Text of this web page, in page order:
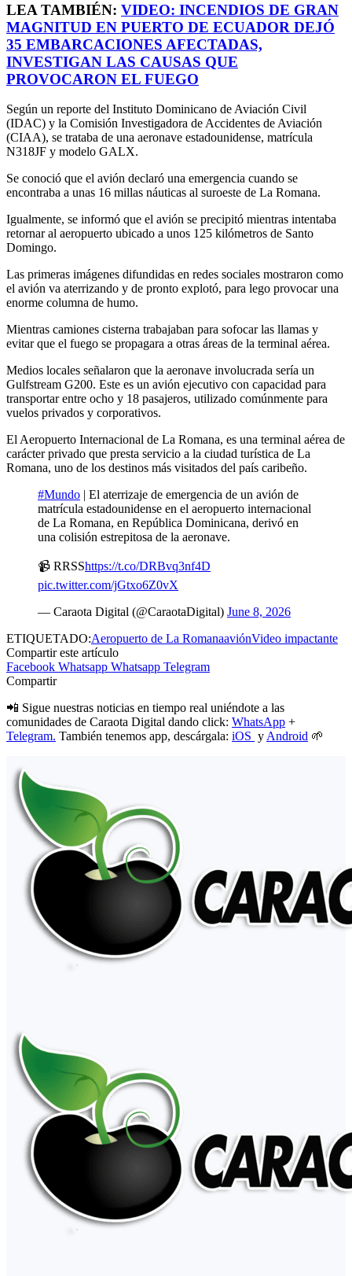
LEA TAMBIÉN: VIDEO: INCENDIOS DE GRAN
MAGNITUD EN PUERTO DE ECUADOR DEJÓ
35 EMBARCACIONES AFECTADAS,
INVESTIGAN LAS CAUSAS QUE
PROVOCARON EL FUEGO
Según un reporte del Instituto Dominicano de Aviación Civil
(IDAC) y la Comisión Investigadora de Accidentes de Aviación
(CIAA), se trataba de una aeronave estadounidense, matrícula
N318JF y modelo GALX.
Se conoció que el avión declaró una emergencia cuando se
encontraba a unas 16 millas náuticas al suroeste de La Romana.
Igualmente, se informó que el avión se precipitó mientras intentaba
retornar al aeropuerto ubicado a unos 125 kilómetros de Santo
Domingo.
Las primeras imágenes difundidas en redes sociales mostraron como
el avión va aterrizando y de pronto explotó, para lego provocar una
enorme columna de humo.
Mientras camiones cisterna trabajaban para sofocar las llamas y
evitar que el fuego se propagara a otras áreas de la terminal aérea.
Medios locales señalaron que la aeronave involucrada sería un
Gulfstream G200. Este es un avión ejecutivo con capacidad para
transportar entre ocho y 18 pasajeros, utilizado comúnmente para
vuelos privados y corporativos.
El Aeropuerto Internacional de La Romana, es una terminal aérea de
carácter privado que presta servicio a la ciudad turística de La
Romana, uno de los destinos más visitados del país caribeño.
#Mundo | El aterrizaje de emergencia de un avión de
matrícula estadounidense en el aeropuerto internacional
de La Romana, en República Dominicana, derivó en
una colisión estrepitosa de la aeronave.
📹 RRSShttps://t.co/DRBvq3nf4D
pic.twitter.com/jGtxo6Z0vX
— Caraota Digital (@CaraotaDigital) June 8, 2026
ETIQUETADO:Aeropuerto de La RomanaaviónVideo impactante
Compartir este artículo
Facebook Whatsapp Whatsapp Telegram
Compartir
📲 Sigue nuestras noticias en tiempo real uniéndote a las
comunidades de Caraota Digital dando click: WhatsApp +
Telegram. También tenemos app, descárgala: iOS y Android 🌱